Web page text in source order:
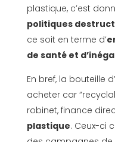
plastique, c’est
politiques
ce soit en terme d’
de santé et
En bref, la bouteille
acheter car
robinet, finance
plastique. Ceux-ci